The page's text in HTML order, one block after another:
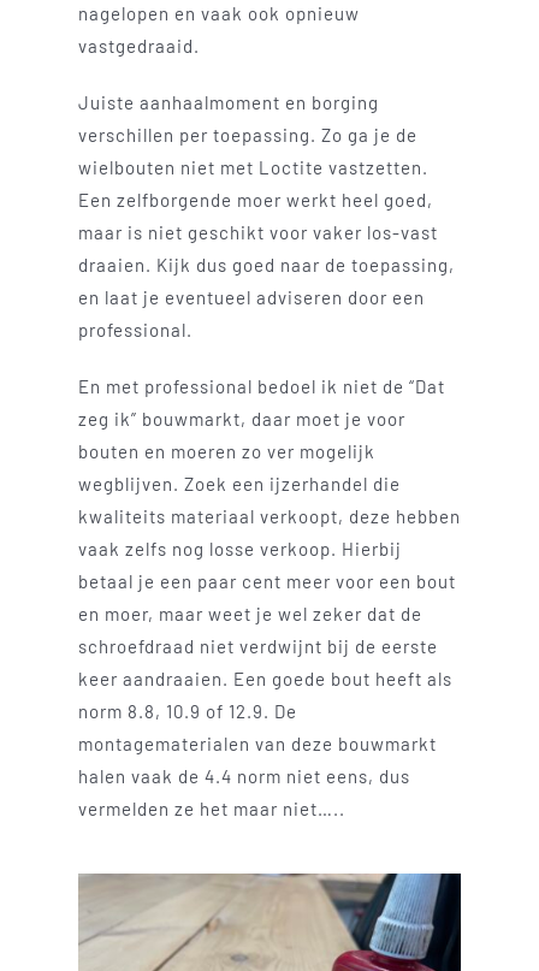
nagelopen en vaak ook opnieuw
vastgedraaid.
Juiste aanhaalmoment en borging
verschillen per toepassing. Zo ga je de
wielbouten niet met Loctite vastzetten.
Een zelfborgende moer werkt heel goed,
maar is niet geschikt voor vaker los-vast
draaien. Kijk dus goed naar de toepassing,
en laat je eventueel adviseren door een
professional.
En met professional bedoel ik niet de “Dat
zeg ik” bouwmarkt, daar moet je voor
bouten en moeren zo ver mogelijk
wegblijven. Zoek een ijzerhandel die
kwaliteits materiaal verkoopt, deze hebben
vaak zelfs nog losse verkoop. Hierbij
betaal je een paar cent meer voor een bout
en moer, maar weet je wel zeker dat de
schroefdraad niet verdwijnt bij de eerste
keer aandraaien. Een goede bout heeft als
norm 8.8, 10.9 of 12.9. De
montagematerialen van deze bouwmarkt
halen vaak de 4.4 norm niet eens, dus
vermelden ze het maar niet…..